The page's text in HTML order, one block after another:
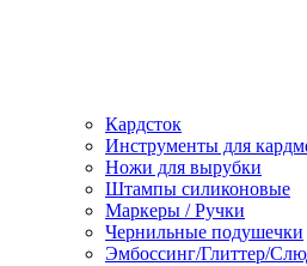
Кардсток
Инструменты для
Ножи для вырубки
Штампы силиконовые
Маркеры / Ручки
Чернильные подушечки
Эмбоссинг/Глиттер/